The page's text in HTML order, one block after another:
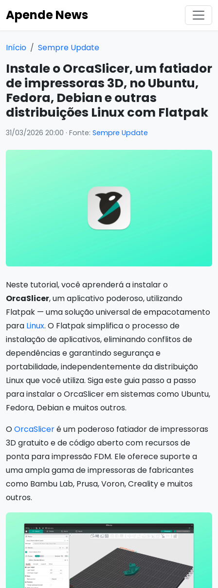
Apende News
Início Sempre Update
Instale o OrcaSlicer, um fatiador
de impressoras 3D, no Ubuntu,
Fedora, Debian e outras
distribuições Linux com Flatpak
31/03/2026 20:00 · Fonte: Sempre Update
Neste tutorial, você aprenderá a instalar o
OrcaSlicer, um aplicativo poderoso, utilizando
Flatpak — uma solução universal de empacotamento
para Linux. O Flatpak simplifica o processo de
instalação de aplicativos, eliminando conflitos de
dependências e garantindo segurança e
portabilidade, independentemente da distribuição
Linux que você utiliza. Siga este guia passo a passo
para instalar o OrcaSlicer em sistemas como Ubuntu,
Fedora, Debian e muitos outros.
OOrcaSliceré um poderoso fatiador de impressoras
3D gratuito e de código aberto com recursos de
ponta para impressão FDM. Ele oferece suporte a
uma ampla gama de impressoras de fabricantes
como Bambu Lab, Prusa, Voron, Creality e muitos
outros.